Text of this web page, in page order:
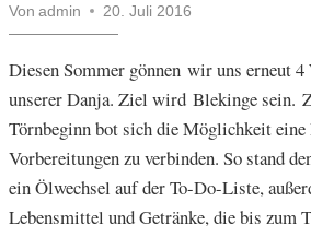
Von admin 20. Juli 2016
Diesen Sommer gönnen wir uns erneut
unserer Danja. Ziel wird Blekinge sein.
Törnbeginn bot sich die Möglichkeit
Vorbereitungen zu verbinden. So stand
ein Ölwechsel auf der To-Do-Liste,
Lebensmittel und Getränke, die bis zum